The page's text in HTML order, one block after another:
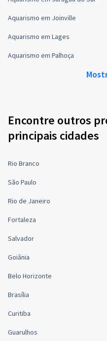
Aquarismo em Joinville
Aquarismo em Lages
Aquarismo em Palhoça
Encontre outros
principais cidades
Rio Branco
São Paulo
Rio de Janeiro
Fortaleza
Salvador
Goiânia
Belo Horizonte
Brasília
Curitiba
Guarulhos